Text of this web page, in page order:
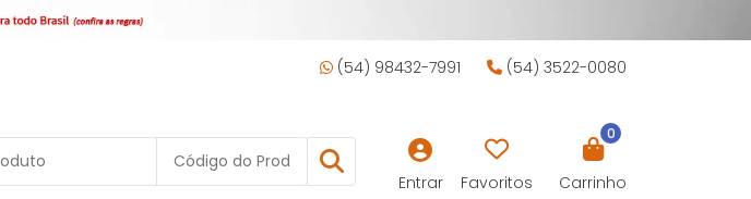
(54) 98432-7991 (54) 3522-0080
Entrar Favoritos
0
Carrinho